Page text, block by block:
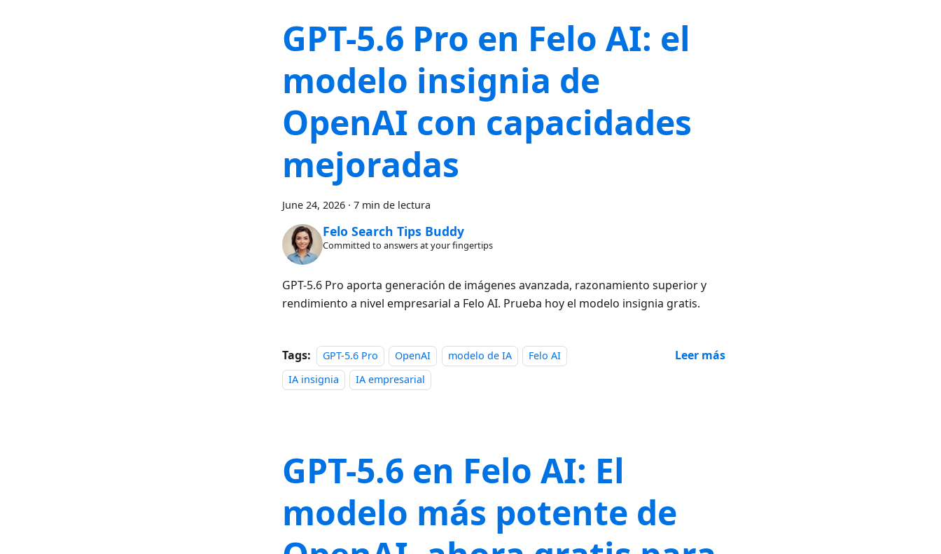
GPT-5.6 Pro en Felo AI: el
modelo insignia de
OpenAI con capacidades
mejoradas
June 24, 2026 · 7 min de lectura
Felo Search Tips Buddy
Committed to answers at your fingertips
GPT-5.6 Pro aporta generación de imágenes avanzada, razonamiento superior y
rendimiento a nivel empresarial a Felo AI. Prueba hoy el modelo insignia gratis.
Tags: GPT-5.6 Pro OpenAI modelo de IA
Felo AI
IA insignia
IA empresarial
Leer más
GPT-5.6 en Felo AI: El
modelo más potente de